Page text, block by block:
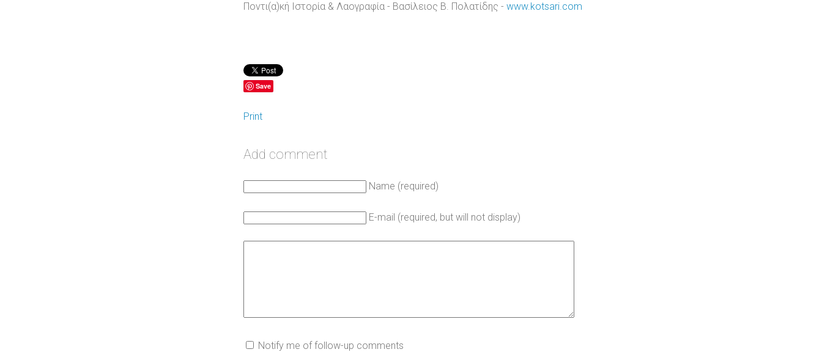
Ποντι(α)κή Ιστορία & Λαογραφία - Βασίλειος Β. Πολατίδης -www.kotsari.com
Save
Print
Add comment
Name (required)
E-mail (required, but will not display)
Notify me of follow-up comments